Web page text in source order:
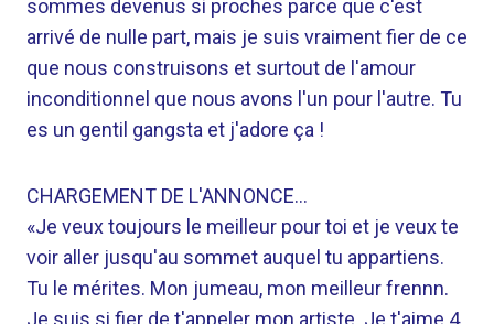
sommes devenus si proches parce que c'est
arrivé de nulle part, mais je suis vraiment fier de ce
que nous construisons et surtout de l'amour
inconditionnel que nous avons l'un pour l'autre. Tu
es un gentil gangsta et j'adore ça !
CHARGEMENT DE L'ANNONCE…
«Je veux toujours le meilleur pour toi et je veux te
voir aller jusqu'au sommet auquel tu appartiens.
Tu le mérites. Mon jumeau, mon meilleur frennn.
Je suis si fier de t'appeler mon artiste. Je t'aime 4